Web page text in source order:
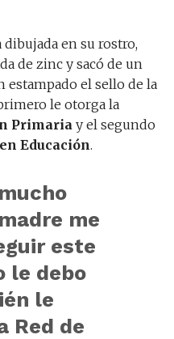
en su rostro,
de zinc y sacó de un
el sello de la
le otorga la
Primariay el segundo
Educación.
me
este
le debo
le
Red de